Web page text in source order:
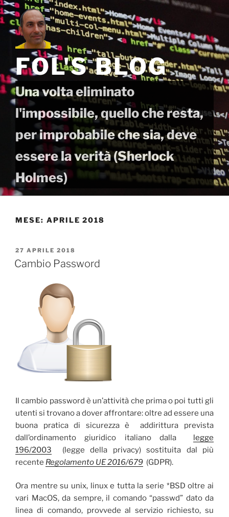
Salta
al
contenuto
FOL'S BLOG
Una volta eliminato
l'impossibile, quello che resta,
per improbabile che sia, deve
essere la verità (Sherlock
Holmes)
MESE: APRILE 2018
PUBBLICATO
IL
27 APRILE 2018
Cambio Password
Il cambio password è un’attività che prima o poi tutti gli
utenti si trovano a dover affrontare: oltre ad essere una
buona pratica di sicurezza è addirittura prevista
dall’ordinamento giuridico italiano dalla legge
196/2003
(legge della privacy) sostituita dal più
recente Regolamento UE 2016/679 (GDPR).
Ora mentre su unix, linux e tutta la serie *BSD oltre ai
vari MacOS, da sempre, il comando “passwd” dato da
linea di comando, provvede al servizio richiesto, su